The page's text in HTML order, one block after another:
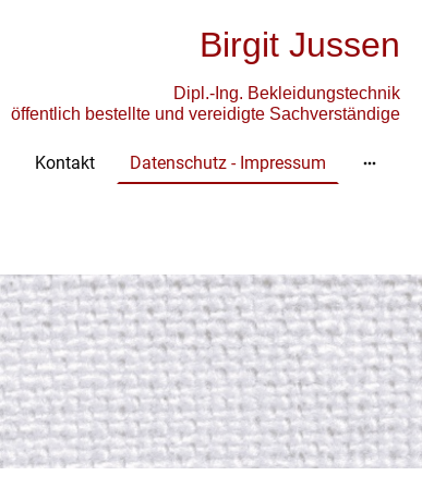
Birgit Jussen
Dipl.-Ing. Bekleidungstechnik
öffentlich bestellte und vereidigte Sachverständige
Kontakt Datenschutz - Impressum